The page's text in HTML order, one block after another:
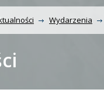
Wydarzenia